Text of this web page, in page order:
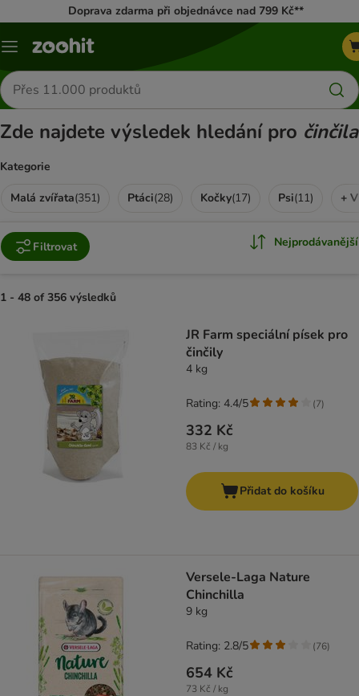
Doprava zdarma při objednávce nad 799 Kč**
Menu
Hledat
produkty
Zde najdete výsledek hledání pro činčila
Kategorie
Malá zvířata(351) Ptáci(28) Kočky(17) Psi(11) +
Filtrovat Nejprodávanější
1 - 48 of 356 výsledků
JR Farm speciální písek pro
činčily
4 kg
332 Kč
83 Kč / kg
Rating: 4.4/5 (7)
Přidat do košíku
Versele-Laga Nature
Chinchilla
9 kg
654 Kč
73 Kč / kg
Rating: 2.8/5 (76)